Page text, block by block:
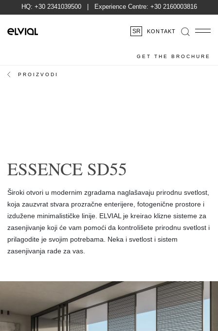
HQ: +30 2341039500| Experience Centre: +30 2160003816
SR KONTAKT
GET THE BROCHURE
PROIZVODI
ESSENCE SD55
Široki otvori u modernim zgradama naglašavaju prirodnu svetlost,
koja zauzvrat stvara prozračne enterijere, fotogenične prostore i
izdužene minimalističke linije. ELVIAL je kreirao klizne sisteme za
zasenjivanje koji će vam pomoći da kontrolišete prirodnu svetlost i
prilagodite je svojim potrebama. Neka i svetlost i sistem
zasenjivanja rade za vas.